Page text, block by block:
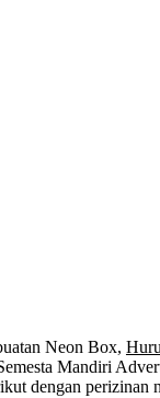
Neon Box,
Mandiri
dengan perizinan